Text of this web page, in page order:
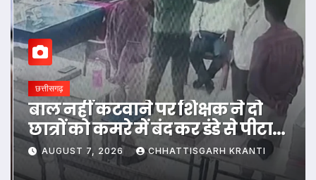
पर शिक्षक ने दो
कमरे में बंद कर डंडे से पीटा…
2026 CHHATTISGARH KRANTI
रायपुर में
ट्रांसफर,
आदेश
AUGUST 7,